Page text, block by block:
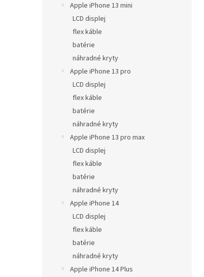
Apple iPhone 13 mini
LCD displej
flex káble
batérie
náhradné kryty
Apple iPhone 13 pro
LCD displej
flex káble
batérie
náhradné kryty
Apple iPhone 13 pro max
LCD displej
flex káble
batérie
náhradné kryty
Apple iPhone 14
LCD displej
flex káble
batérie
náhradné kryty
Apple iPhone 14 Plus